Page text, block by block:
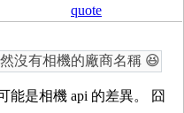
quote
沒有相機的廠商名稱 😆
能是相機 api 的差異。 囧